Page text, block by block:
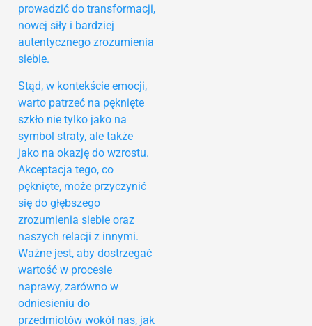
prowadzić do transformacji,
nowej siły i bardziej
autentycznego zrozumienia
siebie.
Stąd, w kontekście emocji,
warto patrzeć na pęknięte
szkło nie tylko jako na
symbol straty, ale także
jako na okazję do wzrostu.
Akceptacja tego, co
pęknięte, może przyczynić
się do głębszego
zrozumienia siebie oraz
naszych relacji z innymi.
Ważne jest, aby dostrzegać
wartość w procesie
naprawy, zarówno w
odniesieniu do
przedmiotów wokół nas, jak